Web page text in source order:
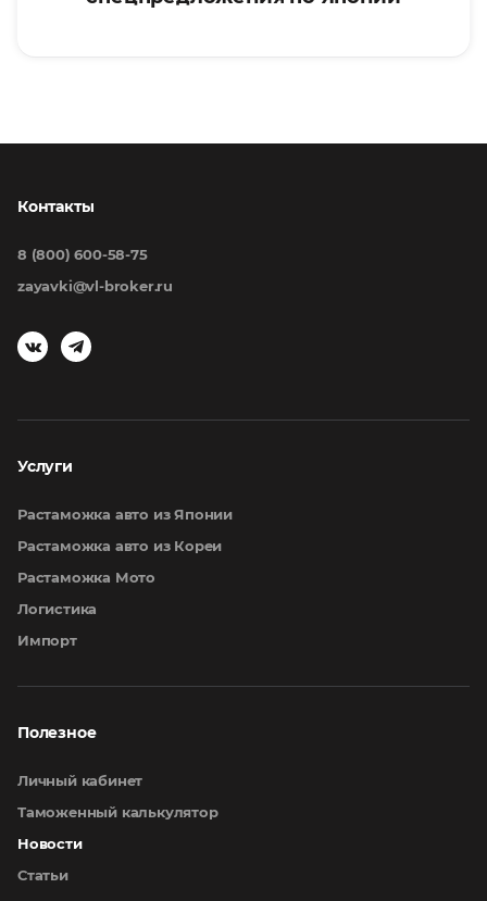
Услуги
Растаможка авто из Японии
Растаможка авто из Кореи
Растаможка Мото
Логистика
Импорт
Полезное
Личный кабинет
Таможенный калькулятор
Новости
Статьи
Контакты
8 (800) 600-58-75
zayavki@vl-broker.ru